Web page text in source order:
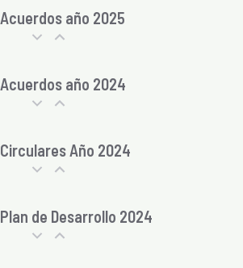
Acuerdos año 2025
Acuerdos año 2024
Circulares Año 2024
Plan de Desarrollo 2024